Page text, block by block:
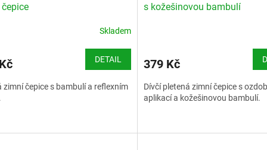
Skladem
DETAIL
zimní čepice s bambulí a reflexním
s kožešinovou bambulí
379 Kč
Dívčí pletená zimní čepice s
aplikací a kožešinovou bambulí.